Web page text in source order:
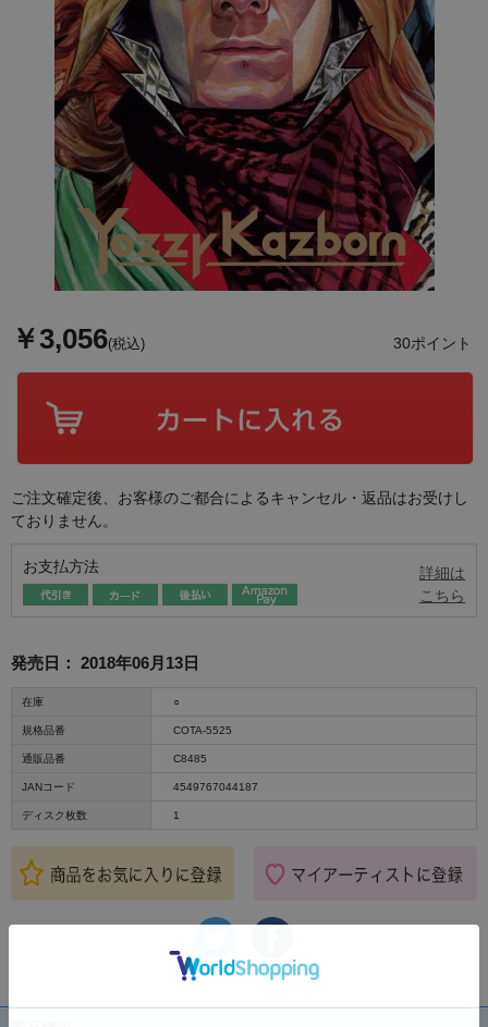
￥3,056(税込) 30ポイント
ご注文確定後、お客様のご都合によるキャンセル・返品はお受けし
ておりません。
お支払方法
詳細は
こちら
発売日： 2018年06月13日
在庫 ○
規格品番 COTA-5525
通販品番 C8485
JANコード 4549767044187
ディスク枚数 1